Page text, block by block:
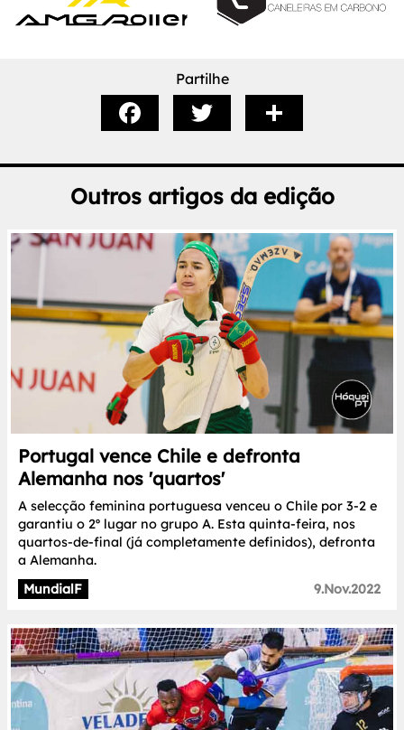
Partilhe
Outros artigos da edição
Portugal vence Chile e defronta
Alemanha nos 'quartos'
A selecção feminina portuguesa venceu o Chile por 3-2 e
garantiu o 2º lugar no grupo A. Esta quinta-feira, nos
quartos-de-final (já completamente definidos), defronta
a Alemanha.
MundialF
9.Nov.2022